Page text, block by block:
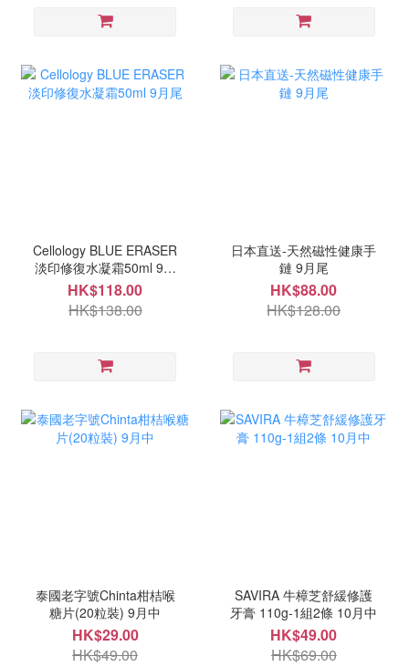
Cellology BLUE ERASER
淡印修復水凝霜50ml 9月
尾
HK$118.00
HK$138.00
日本直送-天然磁性健康手
鏈 9月尾
HK$88.00
HK$128.00
泰國老字號Chinta柑桔喉
糖片(20粒裝) 9月中
HK$29.00
HK$49.00
SAVIRA 牛樟芝舒緩修護
牙膏 110g-1組2條 10月中
HK$49.00
HK$69.00